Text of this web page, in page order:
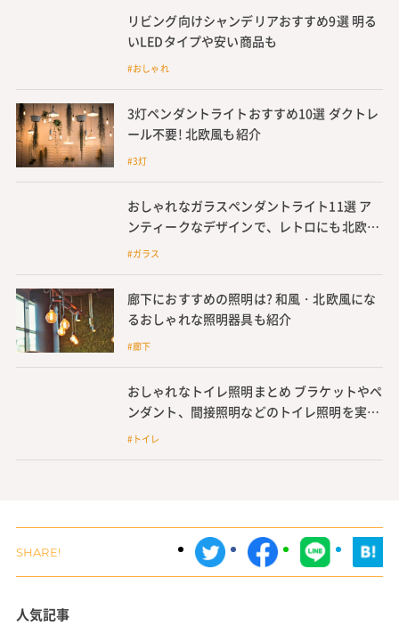
リビング向けシャンデリアおすすめ9選 明る
いLEDタイプや安い商品も
#おしゃれ
3灯ペンダントライトおすすめ10選 ダクトレ
ール不要! 北欧風も紹介
#3灯
おしゃれなガラスペンダントライト11選 ア
ンティークなデザインで、レトロにも北欧風
インテリアにもおすすめ
#ガラス
廊下におすすめの照明は? 和風・北欧風にな
るおしゃれな照明器具も紹介
#廊下
おしゃれなトイレ照明まとめ ブラケットやペ
ンダント、間接照明などのトイレ照明を実例
とともに紹介
#トイレ
人気記事